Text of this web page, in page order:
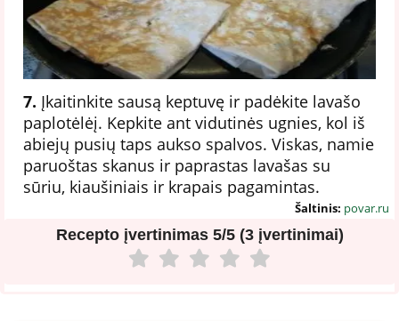
7. Įkaitinkite sausą keptuvę ir padėkite lavašo
paplotėlėį. Kepkite ant vidutinės ugnies, kol iš
abiejų pusių taps aukso spalvos. Viskas, namie
paruoštas skanus ir paprastas lavašas su
sūriu, kiaušiniais ir krapais pagamintas.
Šaltinis: povar.ru
Recepto įvertinimas 5/5 (3 įvertinimai)